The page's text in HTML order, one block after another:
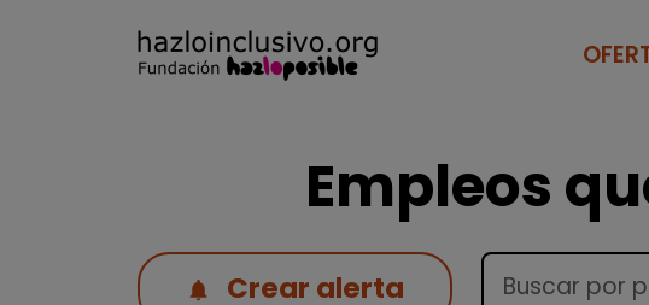
Empleos
Crear alerta